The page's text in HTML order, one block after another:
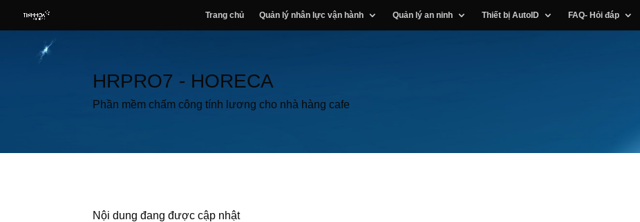
Trang chủ Quản lý nhân lực vận hành Quản lý an ninh Thiết bị AutoID FAQ- Hỏi đáp
HRPRO7 - HORECA
Phần mềm chấm công tính lương cho nhà hàng cafe
Nội dung đang được cập nhật